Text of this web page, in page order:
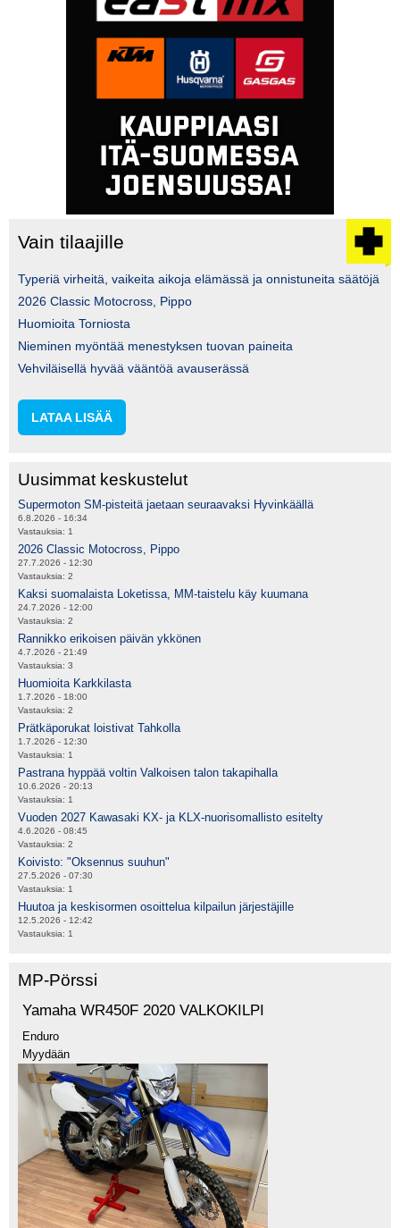
Vain tilaajille
Typeriä virheitä, vaikeita aikoja elämässä ja onnistuneita säätöjä
2026 Classic Motocross, Pippo
Huomioita Torniosta
Nieminen myöntää menestyksen tuovan paineita
Vehviläisellä hyvää vääntöä avauserässä
LATAA LISÄÄ
Uusimmat keskustelut
Supermoton SM-pisteitä jaetaan seuraavaksi Hyvinkäällä
6.8.2026 - 16:34
Vastauksia: 1
2026 Classic Motocross, Pippo
27.7.2026 - 12:30
Vastauksia: 2
Kaksi suomalaista Loketissa, MM-taistelu käy kuumana
24.7.2026 - 12:00
Vastauksia: 2
Rannikko erikoisen päivän ykkönen
4.7.2026 - 21:49
Vastauksia: 3
Huomioita Karkkilasta
1.7.2026 - 18:00
Vastauksia: 2
Prätkäporukat loistivat Tahkolla
1.7.2026 - 12:30
Vastauksia: 1
Pastrana hyppää voltin Valkoisen talon takapihalla
10.6.2026 - 20:13
Vastauksia: 1
Vuoden 2027 Kawasaki KX- ja KLX-nuorisomallisto esitelty
4.6.2026 - 08:45
Vastauksia: 2
Koivisto: "Oksennus suuhun"
27.5.2026 - 07:30
Vastauksia: 1
Huutoa ja keskisormen osoittelua kilpailun järjestäjille
12.5.2026 - 12:42
Vastauksia: 1
MP-Pörssi
Yamaha WR450F 2020 VALKOKILPI
Enduro
Myydään